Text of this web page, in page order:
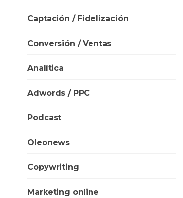
Captación / Fidelización
Conversión / Ventas
Analítica
Adwords / PPC
Podcast
Oleonews
Copywriting
Marketing online